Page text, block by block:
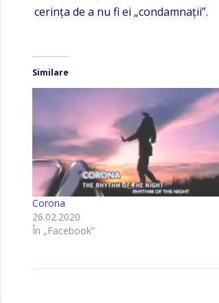
cerinţa de a nu fi ei „condamnaţii”.
Similare
Corona
26.02.2020
În „Facebook”